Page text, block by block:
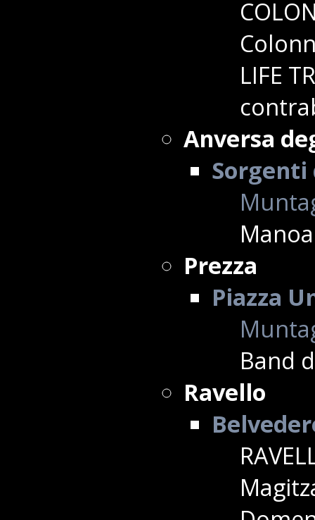
LIFE
Anversa
Sorgenti
Prezza
Piazza
Band
Ravello